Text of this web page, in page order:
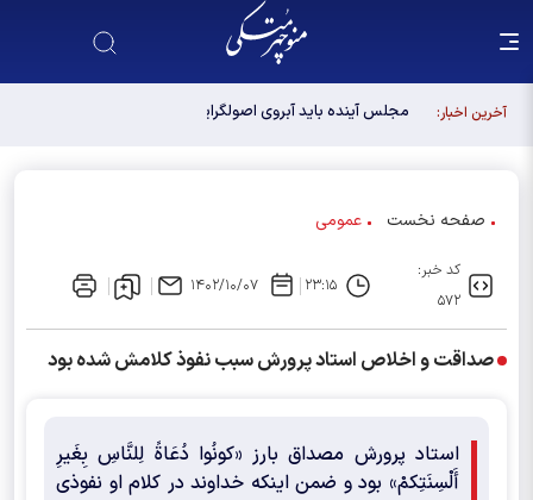
آخرین اخبار:
مجلس آینده باید آبروی اصولگرایی باشد / فهرست شورای
صفحه نخست عمومی
کد خبر:
۵۷۲
۲۳:۱۵ ۱۴۰۲/۱۰/۰۷
صداقت و اخلاص استاد پرورش سبب نفوذ کلامش شده بود
استاد پرورش مصداق بارز «کونُوا دُعَاةً لِلنَّاسِ بِغَیرِ
أَلْسِنَتِکمْ» بود و ضمن اینکه خداوند در کلام او نفوذی